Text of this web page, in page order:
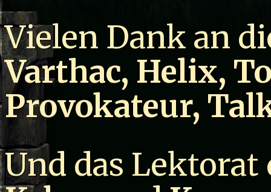
Vielen Dank an
Varthac, Helix,
Provokateur,
Und das